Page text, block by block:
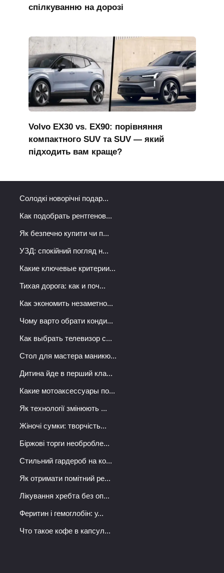
спілкуванню на дорозі
Volvo EX30 vs. EX90: порівняння
компактного SUV та SUV — який
підходить вам краще?
Солодкі новорічні подар...
Как подобрать рентгенов...
Як безпечно купити чи п...
УЗД: спокійний погляд н...
Какие ключевые критерии...
Тихая дорога: как и поч...
Как экономить незаметно...
Чому варто обрати конди...
Как выбрать телевизор с...
Стол для мастера маникю...
Дитина йде в перший кла...
Какие мотоаксессуары по...
Як технології змінюють ...
Жіночі сумки: творчість...
Біржові торги необробле...
Стильний гардероб на ко...
Як отримати помітний ре...
Лікування хребта без оп...
Феритин і гемоглобін: у...
Что такое кофе в капсул...